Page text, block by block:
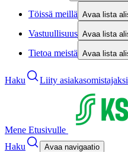
Töissä meillä Avaa lista
Vastuullisuus Avaa lista
Tietoa meistä Avaa lista
Haku Liity asiakasomistajaksi
Mene Etusivulle
Haku
Avaa navigaatio